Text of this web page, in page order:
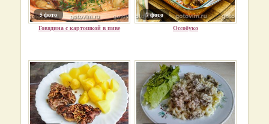
5 фото
Говядина с картошкой в пиве
7 фото
Оссобуко